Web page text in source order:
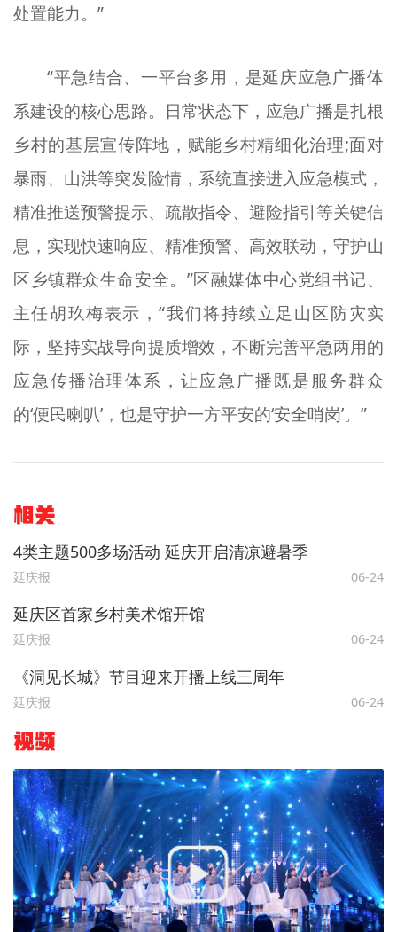
处置能力。”
“平急结合、一平台多用，是延庆应急广播体
系建设的核心思路。日常状态下，应急广播是扎根
乡村的基层宣传阵地，赋能乡村精细化治理;面对
暴雨、山洪等突发险情，系统直接进入应急模式，
精准推送预警提示、疏散指令、避险指引等关键信
息，实现快速响应、精准预警、高效联动，守护山
区乡镇群众生命安全。”区融媒体中心党组书记、
主任胡玖梅表示，“我们将持续立足山区防灾实
际，坚持实战导向提质增效，不断完善平急两用的
应急传播治理体系，让应急广播既是服务群众
的‘便民喇叭’，也是守护一方平安的‘安全哨岗’。”
相关
4类主题500多场活动 延庆开启清凉避暑季
延庆报 06-24
延庆区首家乡村美术馆开馆
延庆报 06-24
《洞见长城》节目迎来开播上线三周年
延庆报 06-24
视频